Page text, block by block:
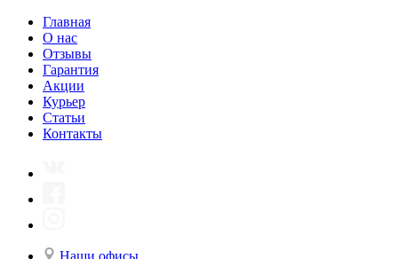
Главная
О нас
Отзывы
Гарантия
Акции
Курьер
Статьи
Контакты
Наши офисы